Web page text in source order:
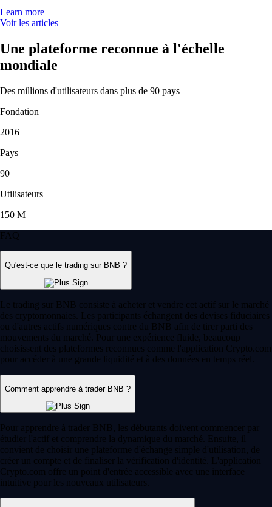
Learn more
Voir les articles
Une plateforme reconnue à l'échelle
mondiale
Des millions d'utilisateurs dans plus de 90 pays
Fondation
2016
Pays
90
Utilisateurs
150 M
FAQ
Qu'est-ce que le trading sur BNB ?
Le trading sur BNB consiste à acheter et vendre cet actif sur le marché
des cryptomonnaies. Les participants échangent des devises fiduciaires
ou d'autres actifs numériques contre du BNB afin de tirer parti des
mouvements du marché. Pour une expérience fluide, beaucoup
choisissent des plateformes reconnues comme l'application Crypto.com
pour accéder à une grande liquidité et à des données en temps réel.
Comment apprendre à trader BNB ?
Pour apprendre à trader BNB, les débutants doivent commencer par
étudier l'actif et comprendre la dynamique du marché. Ensuite, il
convient de choisir une plateforme d'échange simple d'utilisation, de
créer un compte et de finaliser la vérification d'identité. L'application
Crypto.com offre un point d'entrée accessible avec une interface
intuitive pour les nouveaux utilisateurs.